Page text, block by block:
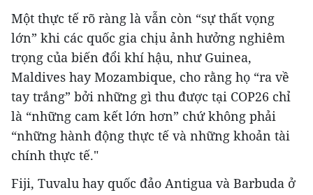
Một thực tế rõ ràng là vẫn còn “sự thất vọng
lớn” khi các quốc gia chịu ảnh hưởng nghiêm
trọng của biến đổi khí hậu, như Guinea,
Maldives hay Mozambique, cho rằng họ “ra về
tay trắng” bởi những gì thu được tại COP26 chỉ
là “những cam kết lớn hơn” chứ không phải
“những hành động thực tế và những khoản tài
chính thực tế."
Fiji, Tuvalu hay quốc đảo Antigua và Barbuda ở